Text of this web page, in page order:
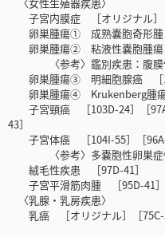
子宮内膜症 ［オリジナル］
卵巣腫瘍① 成熟嚢胞奇形腫
卵巣腫瘍② 粘液性嚢胞腫瘍
〈参考〉鑑別疾患：腹膜偽
卵巣腫瘍③ 明細胞腺癌 ［
卵巣腫瘍④ Krukenberg腫瘍
子宮頸癌 ［103D-24］［
43］
子宮体癌 ［104I-55］［96A-
〈参考〉多嚢胞性卵巣症候
絨毛性疾患 ［97D-41］
子宮平滑筋肉腫 ［95D-41］
〈乳腺・乳房疾患〉
乳癌 ［オリジナル］［75C-